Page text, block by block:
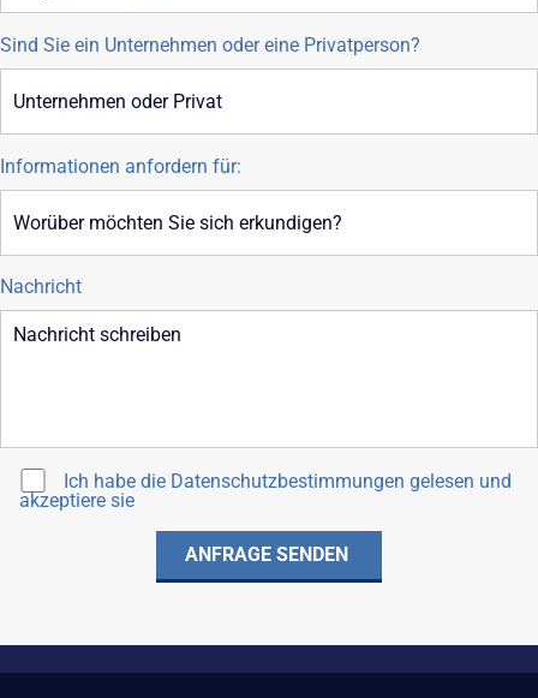
Sind Sie ein Unternehmen oder eine Privatperson?
Informationen anfordern für:
Nachricht
Ich habe die Datenschutzbestimmungen gelesen und
akzeptiere sie